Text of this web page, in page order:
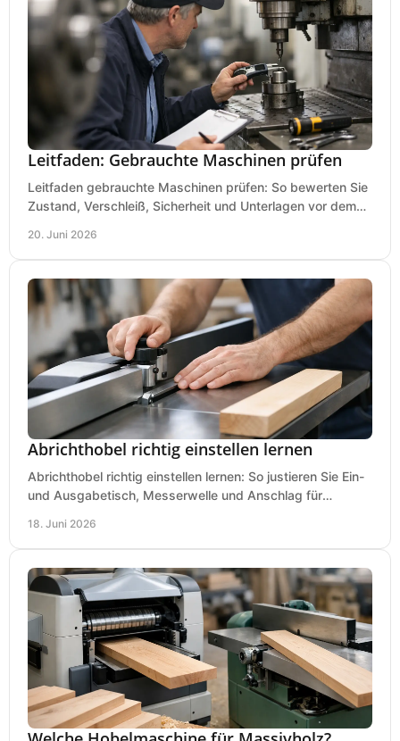
Leitfaden: Gebrauchte Maschinen prüfen
Leitfaden gebrauchte Maschinen prüfen: So bewerten Sie
Zustand, Verschleiß, Sicherheit und Unterlagen vor dem
20. Juni 2026
Abrichthobel richtig einstellen lernen
Abrichthobel richtig einstellen lernen: So justieren Sie Ein-
und Ausgabetisch, Messerwelle und Anschlag für
18. Juni 2026